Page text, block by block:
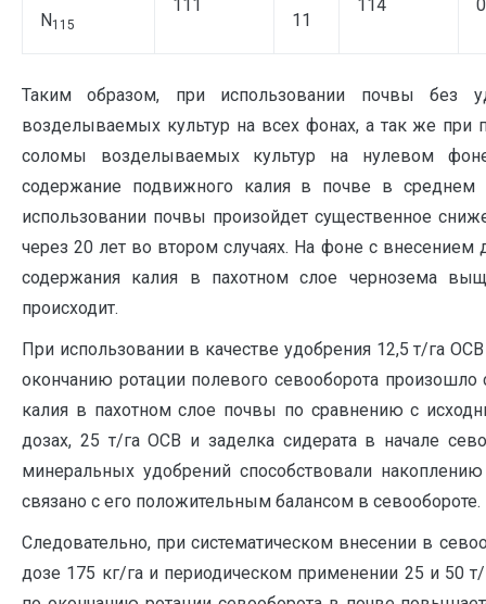
N115
111
11
114 0
Таким образом, при использовании почвы без
возделываемых культур на всех фонах, а так же при
соломы возделываемых культур на нулевом
содержание подвижного калия в почве в
использовании почвы произойдет существенное
через 20 лет во втором случаях. На фоне с
содержания калия в пахотном слое чернозема
происходит.
При использовании в качестве удобрения 12,5 т/га
окончанию ротации полевого севооборота
калия в пахотном слое почвы по сравнению с
дозах, 25 т/га ОСВ и заделка сидерата в начале
минеральных удобрений способствовали
связано с его положительным балансом в севообороте.
Следовательно, при систематическом внесении в
дозе 175 кг/га и периодическом применении 25 и 50